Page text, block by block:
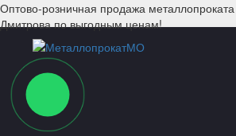
Оптово-розничная продажа металлопроката
Дмитрова по выгодным ценам!